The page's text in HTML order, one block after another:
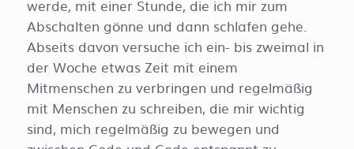
werde, mit einer Stunde, die ich mir zum
Abschalten gönne und dann schlafen gehe.
Abseits davon versuche ich ein- bis zweimal in
der Woche etwas Zeit mit einem
Mitmenschen zu verbringen und regelmäßig
mit Menschen zu schreiben, die mir wichtig
sind, mich regelmäßig zu bewegen und